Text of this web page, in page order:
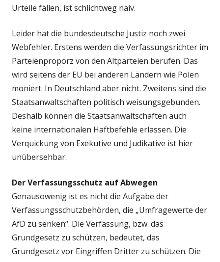
Urteile fällen, ist schlichtweg naiv.
Leider hat die bundesdeutsche Justiz noch zwei
Webfehler. Erstens werden die Verfassungsrichter im
Parteienproporz von den Altparteien berufen. Das
wird seitens der EU bei anderen Ländern wie Polen
moniert. In Deutschland aber nicht. Zweitens sind die
Staatsanwaltschaften politisch weisungsgebunden.
Deshalb können die Staatsanwaltschaften auch
keine internationalen Haftbefehle erlassen. Die
Verquickung von Exekutive und Judikative ist hier
unübersehbar.
Der Verfassungsschutz auf Abwegen
Genausowenig ist es nicht die Aufgabe der
Verfassungsschutzbehörden, die „Umfragewerte der
AfD zu senken“. Die Verfassung, bzw. das
Grundgesetz zu schützen, bedeutet, das
Grundgesetz vor Eingriffen Dritter zu schützen. Die